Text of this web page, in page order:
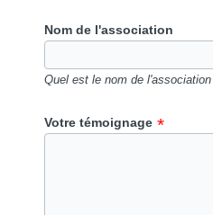
Nom de l'association
Quel est le nom de
Votre témoignage